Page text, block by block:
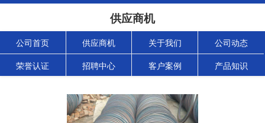
供应商机
公司首页 供应商机 关于我们 公司动态
荣誉认证 招聘中心 客户案例 产品知识